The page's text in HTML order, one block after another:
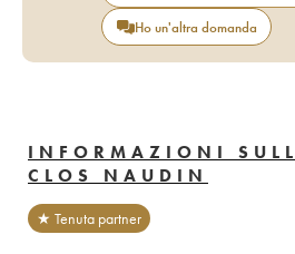
Ho un'altra domanda
INFORMAZIONI
CLOS NAUDIN
★ Tenuta partner